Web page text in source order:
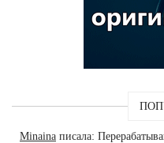
Minaina писала: